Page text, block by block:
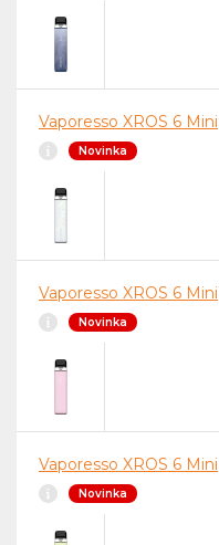
Vaporesso XROS 6 Mini
Novinka
Vaporesso XROS 6 Mini
Novinka
Vaporesso XROS 6 Mini
Novinka